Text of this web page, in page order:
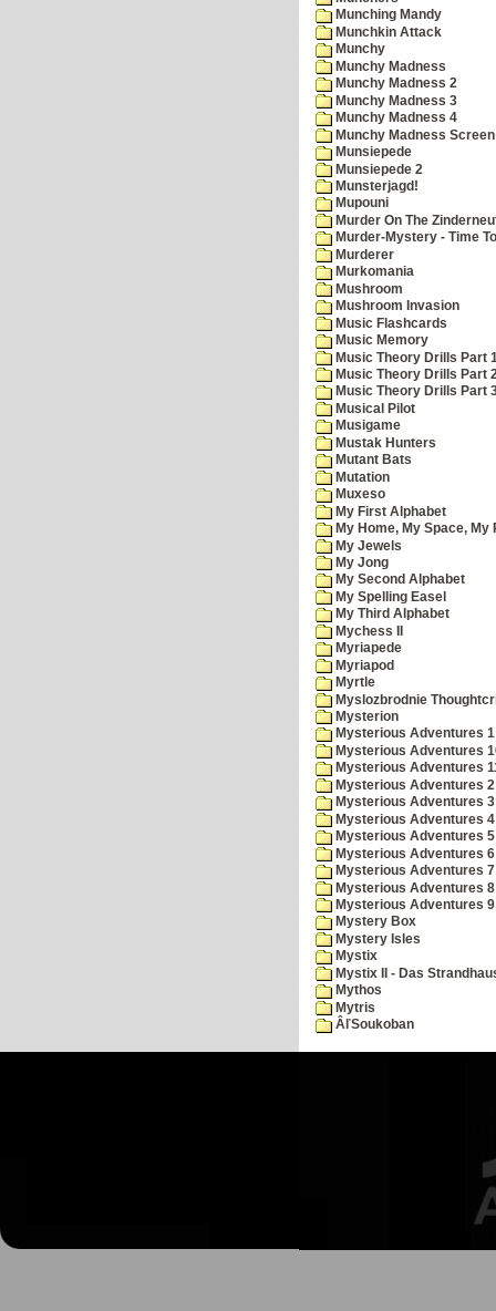
Munching Mandy
Munchkin Attack
Munchy
Munchy Madness
Munchy Madness 2
Munchy Madness 3
Munchy Madness 4
Munchy Madness
Munsiepede
Munsiepede 2
Munsterjagd!
Mupouni
Murder On The
Murder-Mystery - Time
Murderer
Murkomania
Mushroom
Mushroom Invasion
Music Flashcards
Music Memory
Music Theory Drills Part
Music Theory Drills Part
Music Theory Drills Part
Musical Pilot
Musigame
Mustak Hunters
Mutant Bats
Mutation
Muxeso
My First Alphabet
My Home, My Space, My
My Jewels
My Jong
My Second Alphabet
My Spelling Easel
My Third Alphabet
Mychess II
Myriapede
Myriapod
Myrtle
Myslozbrodnie
Mysterion
Mysterious Adventures
Mysterious Adventures
Mysterious Adventures
Mysterious Adventures
Mysterious Adventures
Mysterious Adventures
Mysterious Adventures
Mysterious Adventures
Mysterious Adventures
Mysterious Adventures
Mysterious Adventures
Mystery Box
Mystery Isles
Mystix
Mystix II - Das
Mythos
Mytris
ÂľSoukoban